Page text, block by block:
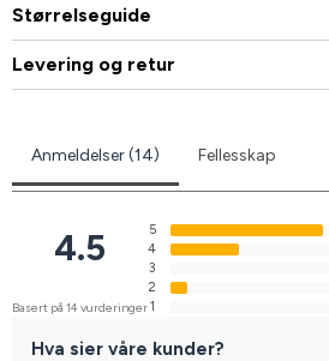
Størrelseguide
Levering og retur
Anmeldelser (14) Fellesskap
4.5
Basert på 14 vurderinger
5
4
3
2
1
Hva sier våre kunder?